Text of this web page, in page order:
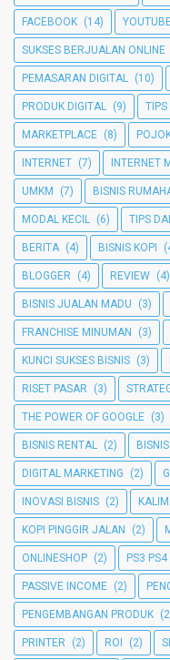
FACEBOOK (14)
SUKSES BERJUALAN ONLINE
PEMASARAN DIGITAL (10)
PRODUK DIGITAL (9) TIPS
MARKETPLACE (8)
INTERNET (7) INTERNET
UMKM (7) BISNIS
MODAL KECIL (6) TIPS
BERITA (4) BISNIS KOPI
BLOGGER (4) REVIEW (4)
BISNIS JUALAN MADU (3)
FRANCHISE MINUMAN (3)
KUNCI SUKSES BISNIS (3)
RISET PASAR (3)
THE POWER OF GOOGLE (3)
BISNIS RENTAL (2)
DIGITAL MARKETING (2)
INOVASI BISNIS (2)
KOPI PINGGIR JALAN (2)
ONLINESHOP (2) PS3 PS4
PASSIVE INCOME (2)
PENGEMBANGAN PRODUK
PRINTER (2) ROI (2)